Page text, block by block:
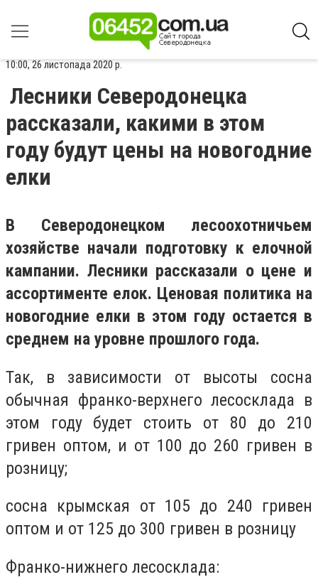
10:00, 26 листопада 2020 р.
Лесники Северодонецка
рассказали, какими в этом
году будут цены на новогодние
елки
В Северодонецком лесоохотничьем
хозяйстве начали подготовку к елочной
кампании. Лесники рассказали о цене и
ассортименте елок. Ценовая политика на
новогодние елки в этом году остается в
среднем на уровне прошлого года.
Так, в зависимости от высоты сосна
обычная франко-верхнего лесосклада в
этом году будет стоить от 80 до 210
гривен оптом, и от 100 до 260 гривен в
розницу;
сосна крымская от 105 до 240 гривен
оптом и от 125 до 300 гривен в розницу
Франко-нижнего лесосклада: